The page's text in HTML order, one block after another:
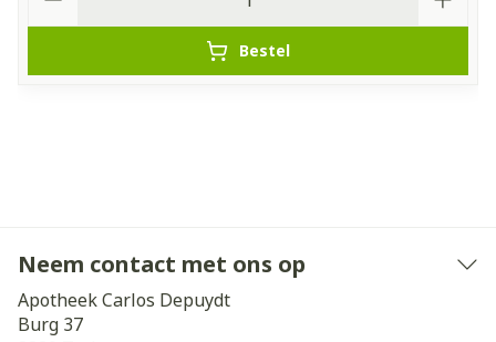
Bestel
Neem contact met ons op
Apotheek Carlos Depuydt
Burg 37